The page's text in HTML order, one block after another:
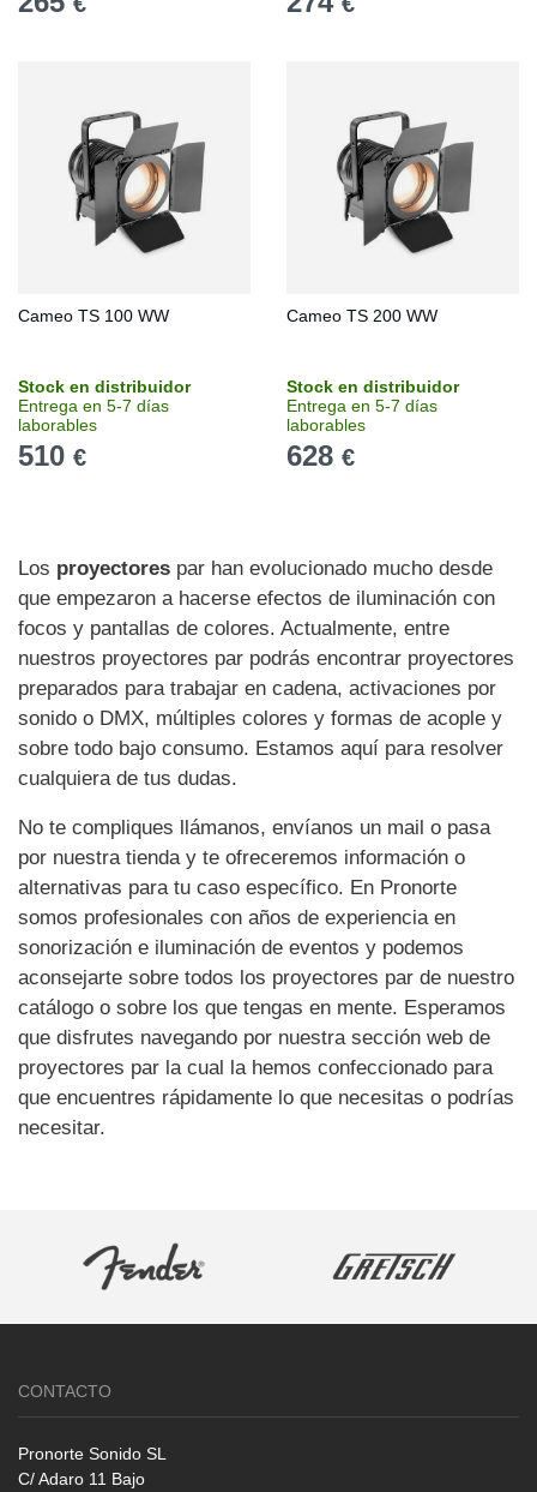
Cameo TS 100 WW
Stock en distribuidor
Entrega en 5-7 días
laborables
510 €
Cameo TS 200 WW
Stock en distribuidor
Entrega en 5-7 días
laborables
628 €
Los proyectores par han evolucionado mucho desde
que empezaron a hacerse efectos de iluminación con
focos y pantallas de colores. Actualmente, entre
nuestros proyectores par podrás encontrar proyectores
preparados para trabajar en cadena, activaciones por
sonido o DMX, múltiples colores y formas de acople y
sobre todo bajo consumo. Estamos aquí para resolver
cualquiera de tus dudas.
No te compliques llámanos, envíanos un mail o pasa
por nuestra tienda y te ofreceremos información o
alternativas para tu caso específico. En Pronorte
somos profesionales con años de experiencia en
sonorización e iluminación de eventos y podemos
aconsejarte sobre todos los proyectores par de nuestro
catálogo o sobre los que tengas en mente. Esperamos
que disfrutes navegando por nuestra sección web de
proyectores par la cual la hemos confeccionado para
que encuentres rápidamente lo que necesitas o podrías
necesitar.
CONTACTO
Pronorte Sonido SL
C/ Adaro 11 Bajo